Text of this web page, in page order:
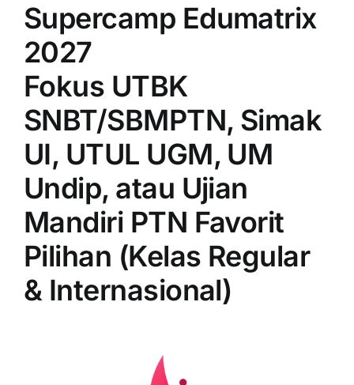
Supercamp Edumatrix
2027
Fokus UTBK
SNBT/SBMPTN, Simak
UI, UTUL UGM, UM
Undip, atau Ujian
Mandiri PTN Favorit
Pilihan (Kelas Regular
& Internasional)